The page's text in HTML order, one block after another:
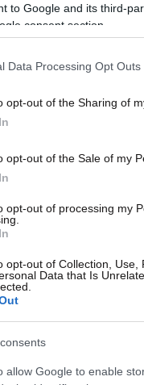
to Google and its third-
consent section.
Data Processing Opt Outs
opt-out of the Sharing of
opt-out of the Sale of my
opt-out of processing my
opt-out of Collection,
Data that Is
allow Google to enable